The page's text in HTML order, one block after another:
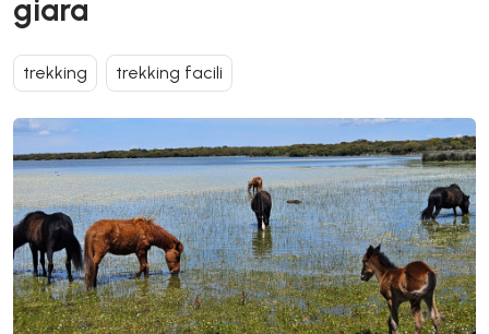
giara
trekking trekking facili